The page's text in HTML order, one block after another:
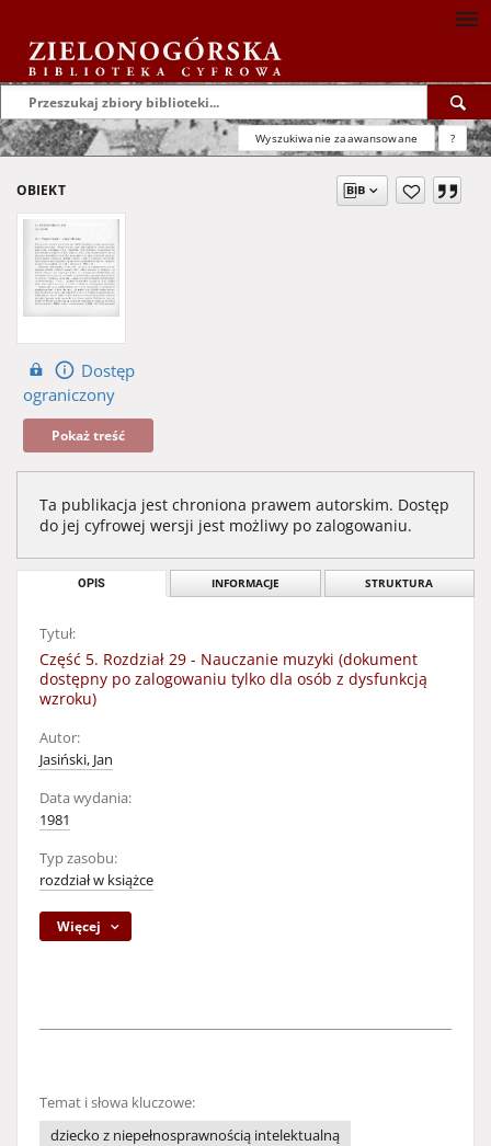
Wyszukiwanie zaawansowane ?
OBIEKT
Dostęp
ograniczony
Pokaż treść
Ta publikacja jest chroniona prawem autorskim. Dostęp
do jej cyfrowej wersji jest możliwy po zalogowaniu.
OPIS INFORMACJE STRUKTURA
Tytuł:
Część 5. Rozdział 29 - Nauczanie muzyki (dokument
dostępny po zalogowaniu tylko dla osób z dysfunkcją
wzroku)
Autor:
Jasiński, Jan
Data wydania:
1981
Typ zasobu:
rozdział w książce
Więcej
Temat i słowa kluczowe:
dziecko z niepełnosprawnością intelektualną